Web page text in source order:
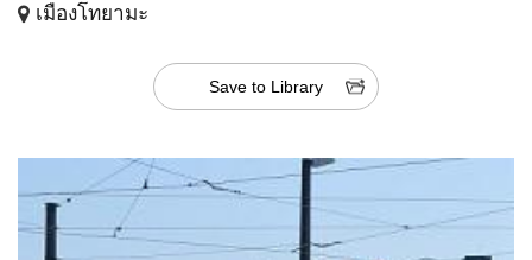
เมืองโทยามะ
Save to Library